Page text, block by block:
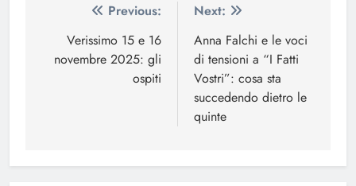
Navigazione
articoli
Previous:
Verissimo 15 e 16
novembre 2025: gli
ospiti
Next:
Anna Falchi e le voci
di tensioni a “I Fatti
Vostri”: cosa sta
succedendo dietro le
quinte